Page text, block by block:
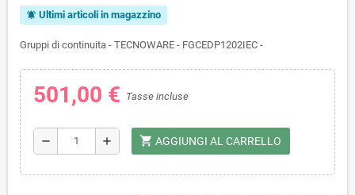
notifications_active Ultimi articoli in magazzino
Gruppi di continuita - TECNOWARE - FGCEDP1202IEC -
501,00 € Tasse incluse
remove add shopping_cart AGGIUNGI AL CARRELLO